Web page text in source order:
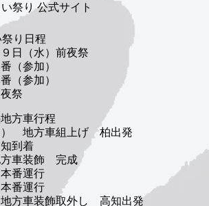
祭り 公式サイト
り日程
日（水）前夜祭
（参加）
（参加）
祭
方車行程
地方車組上げ 柏出発
到着
車装飾 完成
番運行
番運行